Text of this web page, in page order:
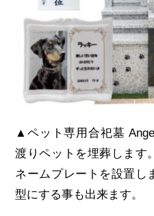
▲ペット専用合祀墓
渡りペットを埋葬します
ネームプレートを設置し
型にする事も出来ます。